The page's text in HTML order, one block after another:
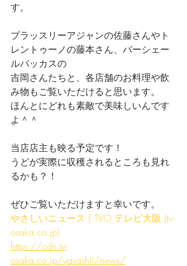
す。
ブラッスリーアジャンの佐藤さんやト
レントゥーノの藤本さん、バーシェー
ルバッカスの
吉岡さんたちと、各店舗のお料理や飲
み物もご覧いただけると思います。
ほんとにどれも素敵で美味しいんです
よ＾＾
当店店主も映る予定です！
うどが実際に収穫されるところも見れ
るかも？！
ぜひご覧いただけますと幸いです。
やさしいニュース | TVO テレビ大阪 (tv-
osaka.co.jp)
https://cdn.tv-
osaka.co.jp/yasashii/news/